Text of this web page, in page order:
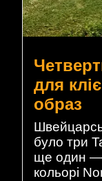
для
образ
було три
ще один —
кольорі